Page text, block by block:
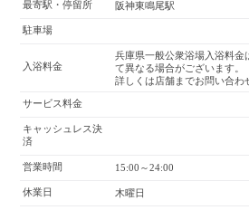
最寄駅・停留所 阪神東鳴尾駅
駐車場
入浴料金
兵庫県一般公衆浴場入浴料金
て異なる場合がございます。
詳しくは店舗までお問い合わ
サービス料金
キャッシュレス決
済
営業時間 15:00～24:00
休業日 木曜日